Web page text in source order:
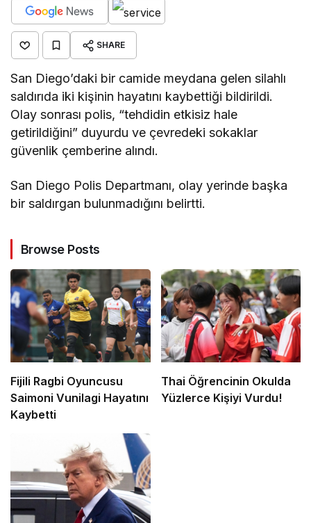
SHARE
San Diego’daki bir camide meydana gelen silahlı
saldırıda iki kişinin hayatını kaybettiği bildirildi.
Olay sonrası polis, “tehdidin etkisiz hale
getirildiğini” duyurdu ve çevredeki sokaklar
güvenlik çemberine alındı.
San Diego Polis Departmanı, olay yerinde başka
bir saldırgan bulunmadığını belirtti.
Browse Posts
Fijili Ragbi Oyuncusu
Saimoni Vunilagi Hayatını
Kaybetti
Thai Öğrencinin Okulda
Yüzlerce Kişiyi Vurdu!